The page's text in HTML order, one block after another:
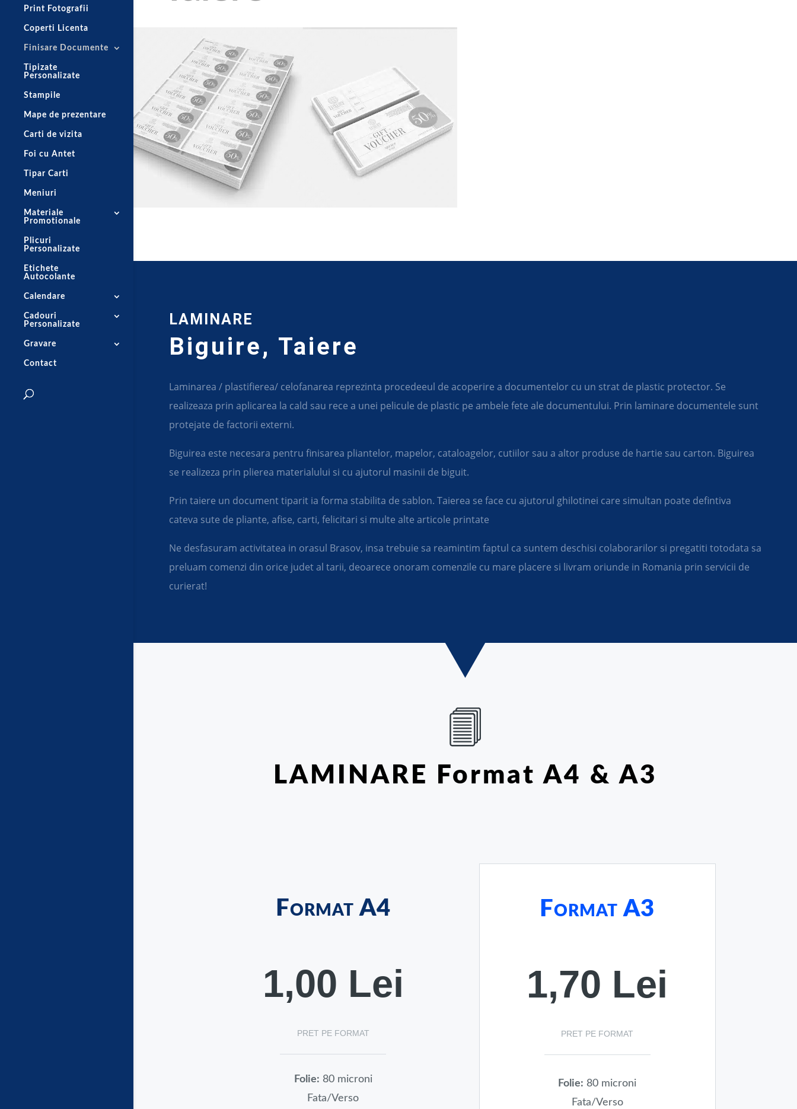
Print Fotografii
Coperti Licenta
Finisare Documente
Tipizate
Personalizate
Stampile
Mape de prezentare
Carti de vizita
Foi cu Antet
Tipar Carti
Meniuri
Materiale
Promotionale
Plicuri
Personalizate
Etichete
Autocolante
Calendare
Cadouri
Personalizate
Gravare
Contact
LAMINARE
Biguire, Taiere
Laminarea / plastifierea/ celofanarea reprezinta procedeeul de acoperire a documentelor cu un strat de plastic protector. Se
realizeaza prin aplicarea la cald sau rece a unei pelicule de plastic pe ambele fete ale documentului. Prin laminare documentele sunt
protejate de factorii externi.
Biguirea este necesara pentru finisarea pliantelor, mapelor, cataloagelor, cutiilor sau a altor produse de hartie sau carton. Biguirea
se realizeza prin plierea materialului si cu ajutorul masinii de biguit.
Prin taiere un document tiparit ia forma stabilita de sablon. Taierea se face cu ajutorul ghilotinei care simultan poate defintiva
cateva sute de pliante, afise, carti, felicitari si multe alte articole printate
Ne desfasuram activitatea in orasul Brasov, insa trebuie sa reamintim faptul ca suntem deschisi colaborarilor si pregatiti totodata sa
preluam comenzi din orice judet al tarii, deoarece onoram comenzile cu mare placere si livram oriunde in Romania prin servicii de
curierat!
LAMINARE Format A4 & A3
Format A4
1,00 Lei
PRET PE FORMAT
Folie: 80 microni
Fata/Verso
Format A3
1,70 Lei
PRET PE FORMAT
Folie: 80 microni
Fata/Verso